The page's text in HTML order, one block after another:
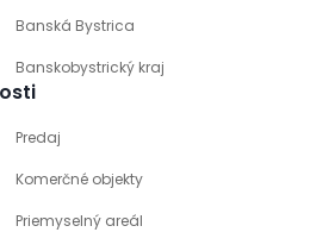
Banská Bystrica
Banskobystrický kraj
Predaj
Komerčné objekty
Priemyselný areál